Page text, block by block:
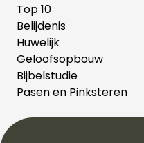
Top 10
Belijdenis
Huwelijk
Geloofsopbouw
Bijbelstudie
Pasen en Pinksteren